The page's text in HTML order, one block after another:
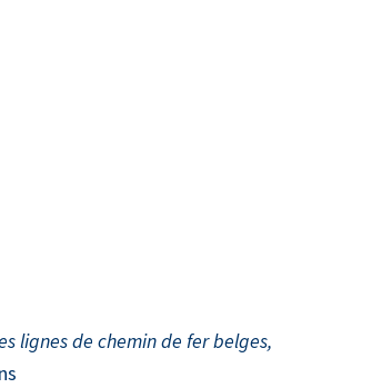
lignes de chemin de fer belges,